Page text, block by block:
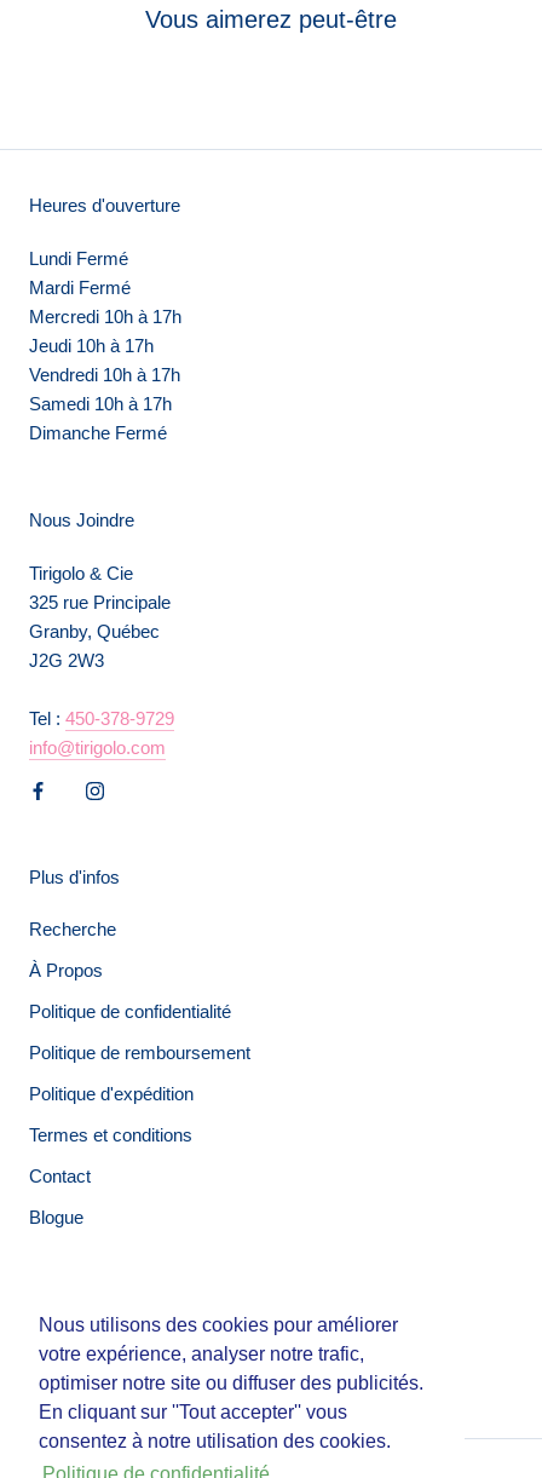
Nous utilisons des cookies pour améliorer
votre expérience, analyser notre trafic,
optimiser notre site ou diffuser des publicités.
En cliquant sur ''Tout accepter'' vous
consentez à notre utilisation des cookies.
Nous utilisons des cookies pour améliorer
votre expérience, analyser notre trafic,
optimiser notre site ou diffuser des publicités.
En cliquant sur ''Tout accepter'' vous
consentez à notre utilisation des cookies.
Vous aimerez peut-être
Heures d'ouverture
Lundi Fermé
Mardi Fermé
Mercredi 10h à 17h
Jeudi 10h à 17h
Vendredi 10h à 17h
Samedi 10h à 17h
Dimanche Fermé
Nous Joindre
Tirigolo & Cie
325 rue Principale
Granby, Québec
J2G 2W3
Tel : 450-378-9729
info@tirigolo.com
Plus d'infos
Recherche
À Propos
Politique de confidentialité
Politique de remboursement
Politique d'expédition
Termes et conditions
Contact
Blogue
© Tirigolo et Cie.
Fait parThird Party Studio